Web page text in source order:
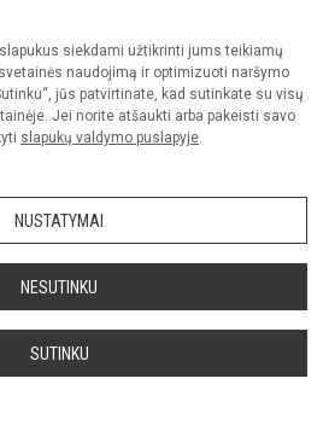
siekdami užtikrinti jums teikiamų
naudojimą ir optimizuoti naršymo
jūs patvirtinate, kad sutinkate su visų
Jei norite atšaukti arba pakeisti savo
slapukų valdymo puslapyje.
NUSTATYMAI
NESUTINKU
SUTINKU